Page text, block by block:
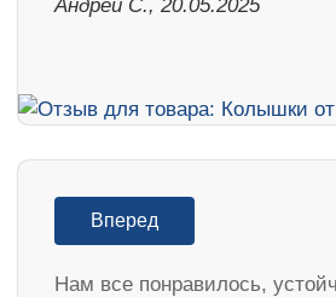
Андрей С., 20.05.2025
Вперед
Нам все понравилось,